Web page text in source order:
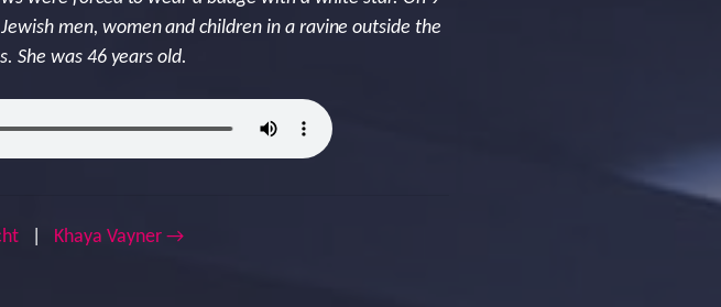
men, women and children in a ravine outside the
She was 46 years old.
Khaya Vayner →